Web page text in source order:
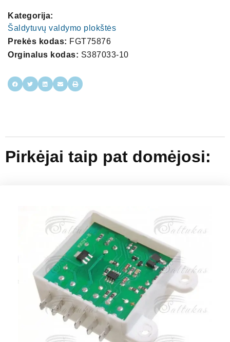
Kategorija:
Šaldytuvų valdymo plokštės
Prekės kodas: FGT75876
Orginalus kodas: S387033-10
Pirkėjai taip pat domėjosi: